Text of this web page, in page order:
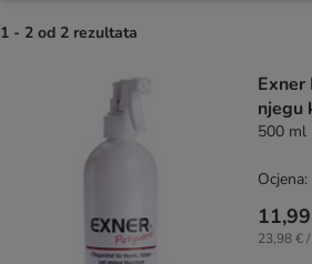
1 - 2 od 2 rezultata
Exner
njegu
500 ml
23,98 €